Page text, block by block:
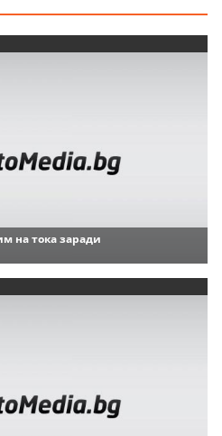
на тока заради